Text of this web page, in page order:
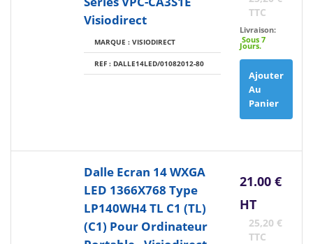
Visiodirect
MARQUE : VISIODIRECT
REF : DALLE14LED/01082012-80
TTC
Livraison:
Sous 7
Jours.
Ajouter
Au
Panier
Dalle Ecran 14 WXGA
LED 1366X768 Type
LP140WH4 TL C1 (TL)
(C1) Pour Ordinateur
21.00 €
HT
25,20 €
TTC